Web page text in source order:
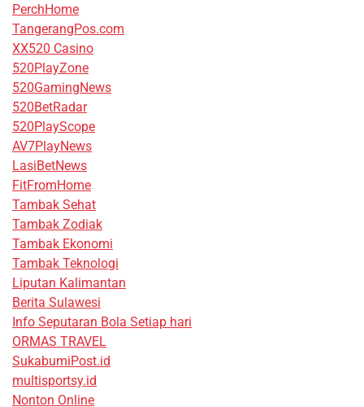
PerchHome
TangerangPos.com
XX520 Casino
520PlayZone
520GamingNews
520BetRadar
520PlayScope
AV7PlayNews
LasiBetNews
FitFromHome
Tambak Sehat
Tambak Zodiak
Tambak Ekonomi
Tambak Teknologi
Liputan Kalimantan
Berita Sulawesi
Info Seputaran Bola Setiap hari
ORMAS TRAVEL
SukabumiPost.id
multisportsy.id
Nonton Online